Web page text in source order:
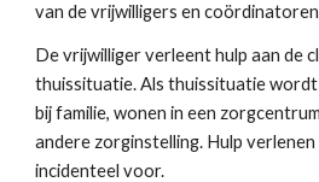
van de vrijwilligers en
De vrijwilliger verleent hulp aan de
thuissituatie. Als thuissituatie
bij familie, wonen in een
andere zorginstelling. Hulp
incidenteel voor.